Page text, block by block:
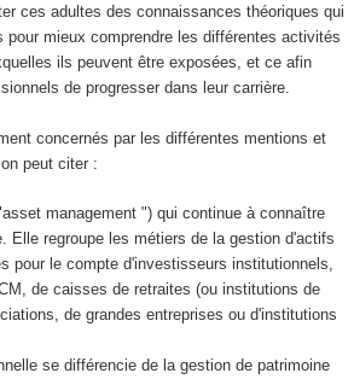
ces adultes des connaissances théoriques qui
pour mieux comprendre les différentes activités
ils peuvent être exposées, et ce afin
de progresser dans leur carrière.
concernés par les différentes mentions et
peut citer :
management ") qui continue à connaître
Elle regroupe les métiers de la gestion d'actifs
pour le compte d'investisseurs institutionnels,
de caisses de retraites (ou institutions de
de grandes entreprises ou d'institutions
se différencie de la gestion de patrimoine